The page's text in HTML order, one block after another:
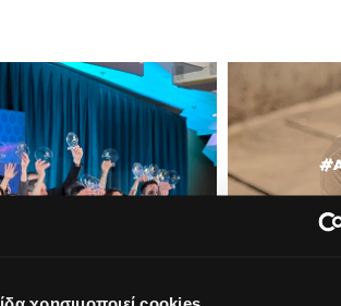
χρησιμοποιεί cookies